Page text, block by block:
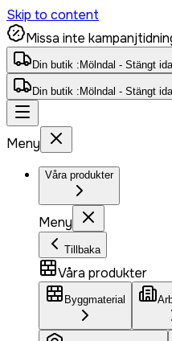
Skip to content
Missa inte
Din butik : Mölndal - Stängt
Din butik : Mölndal - Stängt
Meny
Våra produkter
Meny
Tillbaka
Våra produkter
Byggmaterial